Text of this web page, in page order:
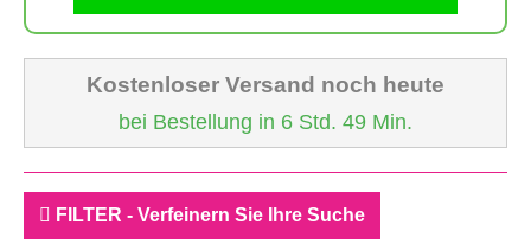
Kostenloser Versand noch heute
bei Bestellung in 6 Std. 49 Min.
FILTER - Verfeinern Sie Ihre Suche